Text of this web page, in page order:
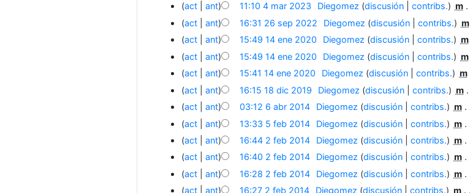
act
ant 11:10 4 mar 2023 Diegomez discusión contribs. m
act
ant 16:31 26 sep 2022 Diegomez discusión contribs. m
act
ant 15:49 14 ene 2020 Diegomez discusión contribs. m
act
ant 15:49 14 ene 2020 Diegomez discusión contribs. m
act
ant 15:41 14 ene 2020 Diegomez discusión contribs. m
act
ant 16:15 18 dic 2019 Diegomez discusión contribs. m
act
ant 03:12 6 abr 2014 Diegomez discusión contribs. m
act
ant 13:33 5 feb 2014 Diegomez discusión contribs. m
act
ant 16:44 2 feb 2014 Diegomez discusión contribs. m
act
ant 16:40 2 feb 2014 Diegomez discusión contribs. m
act
ant 16:28 2 feb 2014 Diegomez discusión contribs. m
act
ant 16:27 2 feb 2014 Diegomez discusión contribs. m